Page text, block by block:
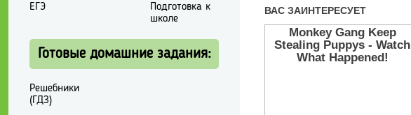
ЕГЭ
Подготовка к
школе
Готовые домашние задания:
Решебники
(ГДЗ)